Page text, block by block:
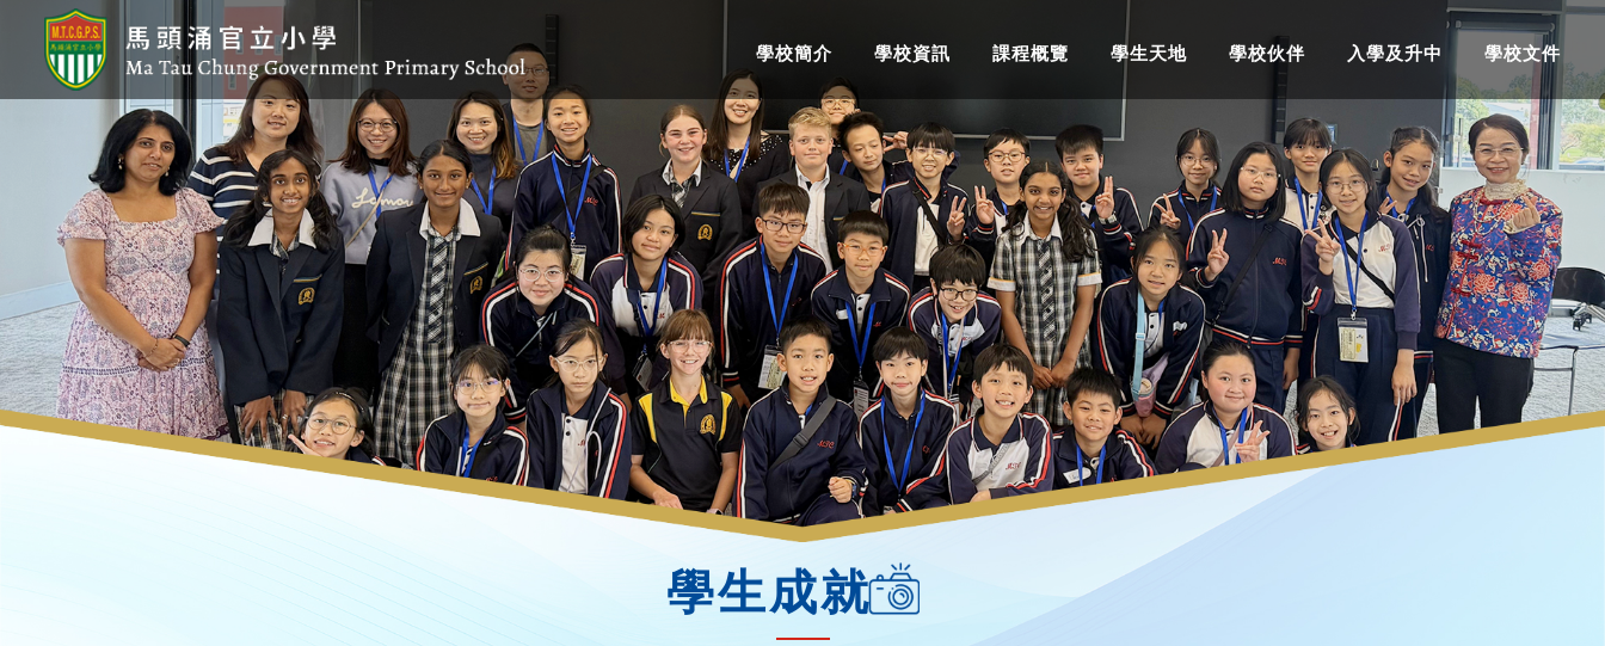
學校簡介 學校資訊 課程概覽 學生天地 學校伙伴 入學及升中 學校文件
學生成就